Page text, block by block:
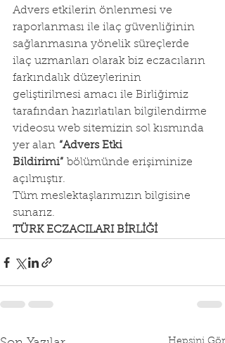
Advers etkilerin önlenmesi ve
raporlanması ile ilaç güvenliğinin
sağlanmasına yönelik süreçlerde
ilaç uzmanları olarak biz eczacıların
farkındalık düzeylerinin
geliştirilmesi amacı ile Birliğimiz
tarafından hazırlatılan bilgilendirme
videosu web sitemizin sol kısmında
yer alan “Advers Etki
Bildirimi” bölümünde erişiminize
açılmıştır.
Tüm meslektaşlarımızın bilgisine
sunarız.
TÜRK ECZACILARI BİRLİĞİ